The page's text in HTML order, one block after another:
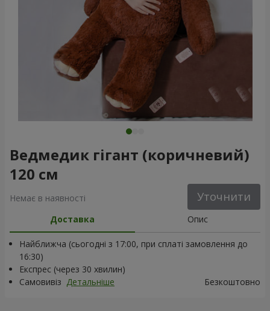
Ведмедик гігант (коричневий)
120 см
Немає в наявності Уточнити
Доставка Опис
Найближча (сьогодні з 17:00, при сплаті замовлення до
16:30)
Експрес (через 30 хвилин)
Самовивіз Детальніше Безкоштовно